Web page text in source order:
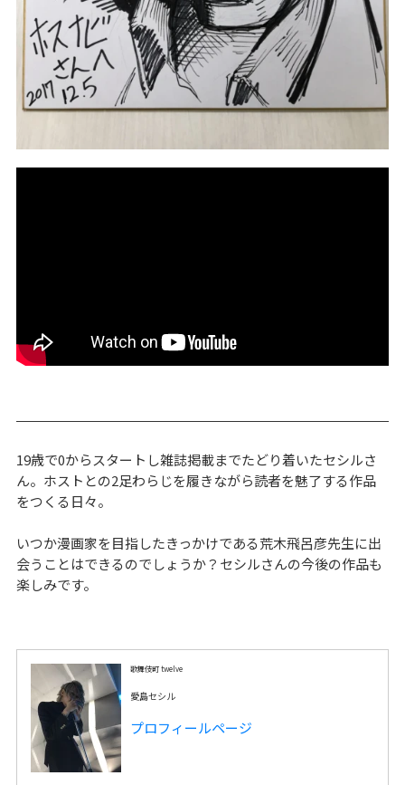
19歳で0からスタートし雑誌掲載までたどり着いたセシルさ
ん。ホストとの2足わらじを履きながら読者を魅了する作品
をつくる日々。
いつか漫画家を目指したきっかけである荒木飛呂彦先生に出
会うことはできるのでしょうか？セシルさんの今後の作品も
楽しみです。
歌舞伎町 twelve
愛島セシル
プロフィールページ